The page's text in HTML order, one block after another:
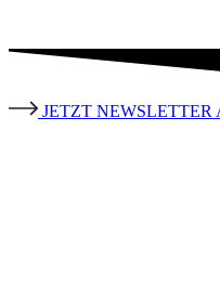
JETZT NEWSLETTER